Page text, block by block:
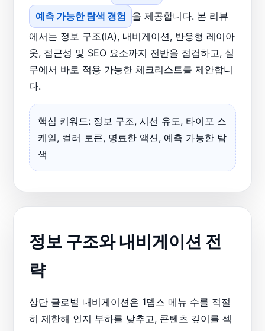
예측 가능한 탐색 경험
을 제공합니다. 본 리뷰
에서는 정보 구조(IA), 내비게이션, 반응형 레이아
웃, 접근성 및 SEO 요소까지 전반을 점검하고, 실
무에서 바로 적용 가능한 체크리스트를 제안합니
다.
핵심 키워드: 정보 구조, 시선 유도, 타이포 스
케일, 컬러 토큰, 명료한 액션, 예측 가능한 탐
색
정보 구조와 내비게이션 전
략
상단 글로벌 내비게이션은 1뎁스 메뉴 수를 적절
히 제한해 인지 부하를 낮추고, 콘텐츠 깊이를 섹